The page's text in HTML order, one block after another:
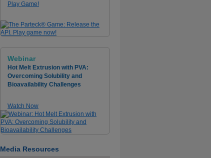
Play Game!
Webinar
Hot Melt Extrusion with PVA:
Overcoming Solubility and
Bioavailability Challenges
Watch Now
Media Resources